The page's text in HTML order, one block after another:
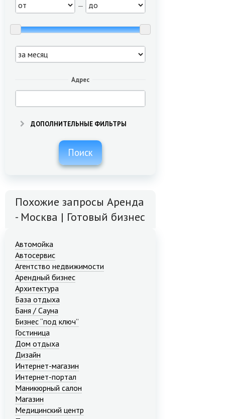
—
Адрес
ДОПОЛНИТЕЛЬНЫЕ ФИЛЬТРЫ
Поиск
Похожие запросы Аренда
- Москва | Готовый бизнес
Автомойка
Автосервис
Агентство недвижимости
Арендный бизнес
Архитектура
База отдыха
Баня / Сауна
Бизнес “под ключ”
Гостиница
Дом отдыха
Дизайн
Интернет-магазин
Интернет-портал
Маникюрный салон
Магазин
Медицинский центр